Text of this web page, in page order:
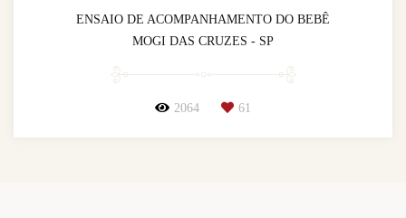
ENSAIO DE ACOMPANHAMENTO DO BEBÊ
MOGI DAS CRUZES - SP
2064 61